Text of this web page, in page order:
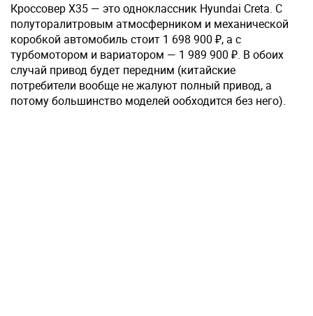
Кроссовер X35 — это одноклассник Hyundai Creta. С
полуторалитровым атмосферником и механической
коробкой автомобиль стоит 1 698 900 ₽, а с
турбомотором и вариатором — 1 989 900 ₽. В обоих
случай привод будет передним (китайские
потребители вообще не жалуют полный привод, а
потому большинство моделей ообходится без него).